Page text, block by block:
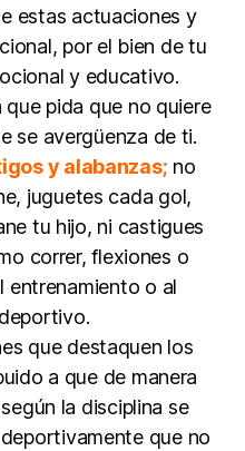
estas actuaciones y
por el bien de tu
y educativo.
que pida que no quiere
se avergüenza de ti.
y alabanzas; no
juguetes cada gol,
tu hijo, ni castigues
correr, flexiones o
entrenamiento o al
que destaquen los
a que de manera
la disciplina se
que no